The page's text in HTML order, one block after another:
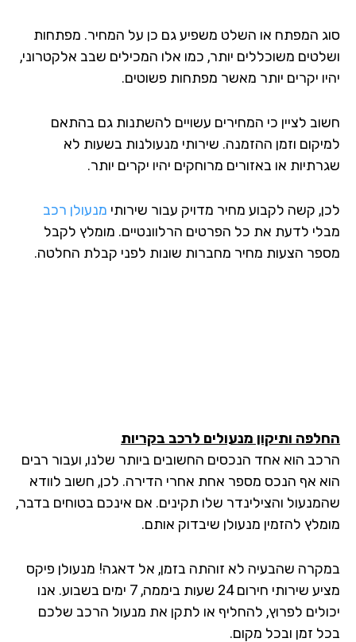
סוג המפתח או השלט משפיע גם כן על המחיר. מפתחות
ושלטים משוכללים יותר, כמו אלו המכילים שבב אלקטרוני,
יהיו יקרים יותר מאשר מפתחות פשוטים.
חשוב לציין כי המחירים עשויים להשתנות גם בהתאם
למיקום וזמן ההזמנה. שירותי מנעולנות בשעות לא
שגרתיות או באזורים מרוחקים יהיו יקרים יותר.
לכן, קשה לקבוע מחיר מדויק עבור שירותי מנעולן רכב
מבלי לדעת את כל הפרטים הרלוונטיים. מומלץ לקבל
מספר הצעות מחיר מחברות שונות לפני קבלת החלטה.
החלפה ותיקון מנעולים לרכב בקריות
הרכב הוא אחד הנכסים החשובים ביותר שלנו, ועבור רבים
הוא אף הנכס מספר אחת אחרי הדירה. לכן, חשוב לוודא
שהמנעול והצילינדר שלו תקינים. אם אינכם בטוחים בדבר,
מומלץ להזמין מנעולן שיבדוק אותם.
במקרה שהבעיה לא זוהתה בזמן, אל דאגה! מנעולן פיקס
מציע שירותי חירום 24 שעות ביממה, 7 ימים בשבוע. אנו
יכולים לפרוץ, להחליף או לתקן את מנעול הרכב שלכם
בכל זמן ובכל מקום.